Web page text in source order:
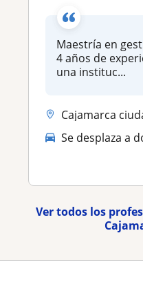
Maestría en
4 años de
una instituc...
Cajamarca
Se desplaza a
Ver todos los